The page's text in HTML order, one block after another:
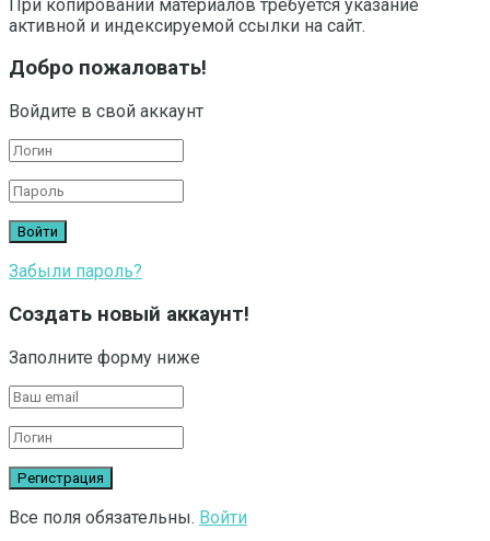
При копировании материалов требуется указание
активной и индексируемой ссылки на сайт.
Добро пожаловать!
Войдите в свой аккаунт
Забыли пароль?
Создать новый аккаунт!
Заполните форму ниже
Все поля обязательны. Войти